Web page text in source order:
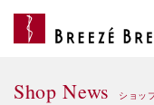
Shop News ショッ